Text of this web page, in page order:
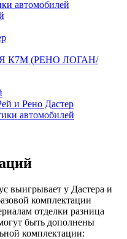
автомобилей
К7М (РЕНО ЛОГАН/
и Рено Дастер
автомобилей
выигрывает у Дастера и
комплектации
отделки разница
быть дополнены
комплектации: